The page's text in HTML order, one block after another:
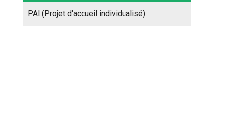
PAI (Projet d'accueil individualisé)